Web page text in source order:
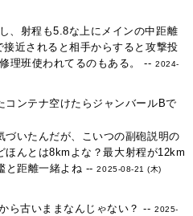
、射程も5.8な上にメインの中距離
近されると相手からすると攻撃投
理班使われてるのもある。 --2024-
コンテナ空けたらジャンバールBで
づいたんだが、こいつの副砲説明の
ほんとは8kmよな？最大射程が12km
と距離一緒よね --2025-08-21 (木)
ら古いままなんじゃない？ --2025-